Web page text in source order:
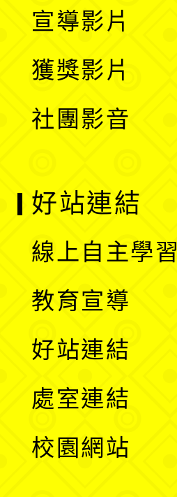
宣導影片
獲獎影片
社團影音
好站連結
線上自主學習
教育宣導
好站連結
處室連結
校園網站